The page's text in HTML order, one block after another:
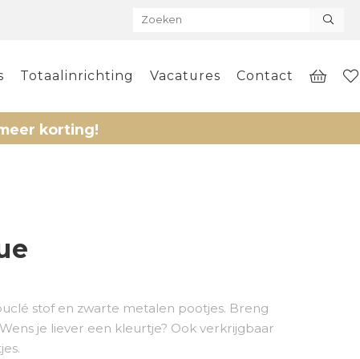
Totaalinrichting Vacatures Contact
stof en zwarte metalen pootjes. Breng
je liever een kleurtje? Ook verkrijgbaar